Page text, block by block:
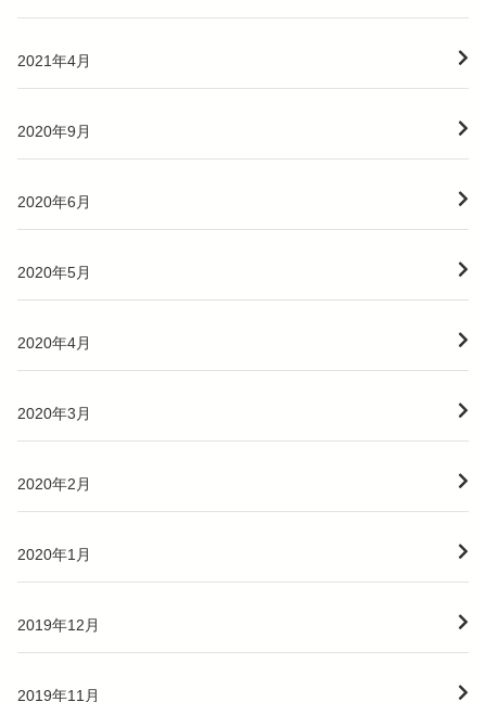
2021年4月
2020年9月
2020年6月
2020年5月
2020年4月
2020年3月
2020年2月
2020年1月
2019年12月
2019年11月